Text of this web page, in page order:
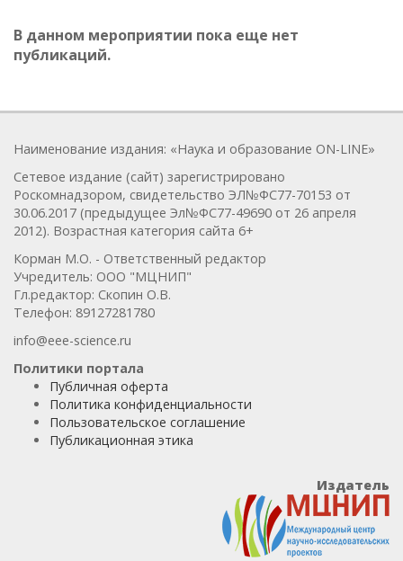
В данном мероприятии пока еще нет
публикаций.
Наименование издания: «Наука и образование ON-LINE»
Сетевое издание (сайт) зарегистрировано
Роскомнадзором, свидетельство ЭЛ№ФС77-70153 от
30.06.2017 (предыдущее Эл№ФC77-49690 от 26 апреля
2012). Возрастная категория сайта 6+
Корман М.О. - Ответственный редактор
Учредитель: ООО "МЦНИП"
Гл.редактор: Скопин О.В.
Телефон: 89127281780
info@eee-science.ru
Политики портала
Публичная оферта
Политика конфиденциальности
Пользовательское соглашение
Публикационная этика
Издатель